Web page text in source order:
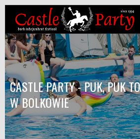
CASTLE PARTY - PUK, PUK
W BOLKOWIE